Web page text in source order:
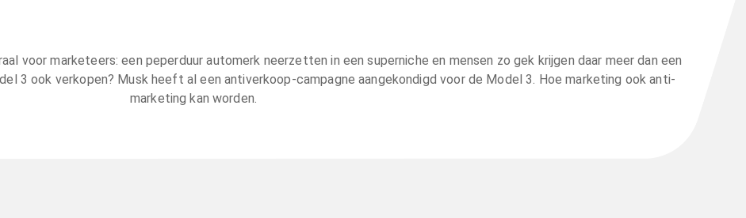
voor marketeers: een peperduur automerk neerzetten in een superniche en mensen zo gek krijgen daar meer dan een
3 ook verkopen? Musk heeft al een antiverkoop-campagne aangekondigd voor de Model 3. Hoe marketing ook anti-
marketing kan worden.